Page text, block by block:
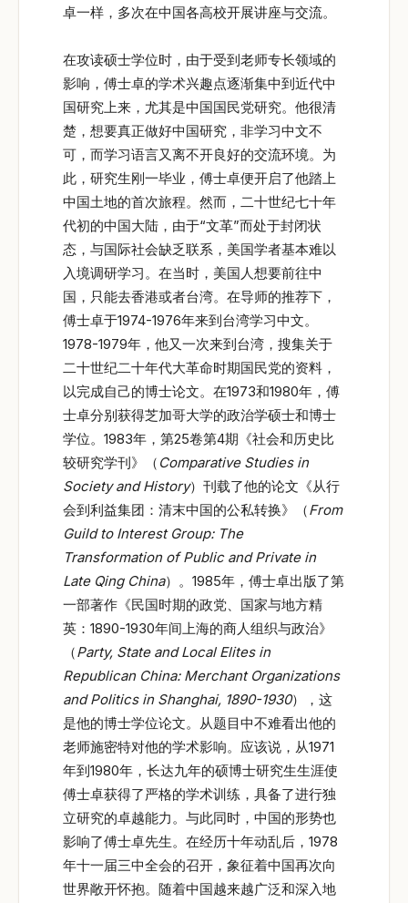
卓一样，多次在中国各高校开展讲座与交流。
在攻读硕士学位时，由于受到老师专长领域的
影响，傅士卓的学术兴趣点逐渐集中到近代中
国研究上来，尤其是中国国民党研究。他很清
楚，想要真正做好中国研究，非学习中文不
可，而学习语言又离不开良好的交流环境。为
此，研究生刚一毕业，傅士卓便开启了他踏上
中国土地的首次旅程。然而，二十世纪七十年
代初的中国大陆，由于“文革”而处于封闭状
态，与国际社会缺乏联系，美国学者基本难以
入境调研学习。在当时，美国人想要前往中
国，只能去香港或者台湾。在导师的推荐下，
傅士卓于1974-1976年来到台湾学习中文。
1978-1979年，他又一次来到台湾，搜集关于
二十世纪二十年代大革命时期国民党的资料，
以完成自己的博士论文。在1973和1980年，傅
士卓分别获得芝加哥大学的政治学硕士和博士
学位。1983年，第25卷第4期《社会和历史比
较研究学刊》（ Comparative Studies in
Society and History）刊载了他的论文《从行
会到利益集团：清末中国的公私转换》（From
Guild to Interest Group: The
Transformation of Public and Private in
Late Qing China）。1985年，傅士卓出版了第
一部著作《民国时期的政党、国家与地方精
英：1890-1930年间上海的商人组织与政治》
（Party, State and Local Elites in
Republican China: Merchant Organizations
and Politics in Shanghai, 1890-1930），这
是他的博士学位论文。从题目中不难看出他的
老师施密特对他的学术影响。应该说，从1971
年到1980年，长达九年的硕博士研究生生涯使
傅士卓获得了严格的学术训练，具备了进行独
立研究的卓越能力。与此同时，中国的形势也
影响了傅士卓先生。在经历十年动乱后，1978
年十一届三中全会的召开，象征着中国再次向
世界敞开怀抱。随着中国越来越广泛和深入地